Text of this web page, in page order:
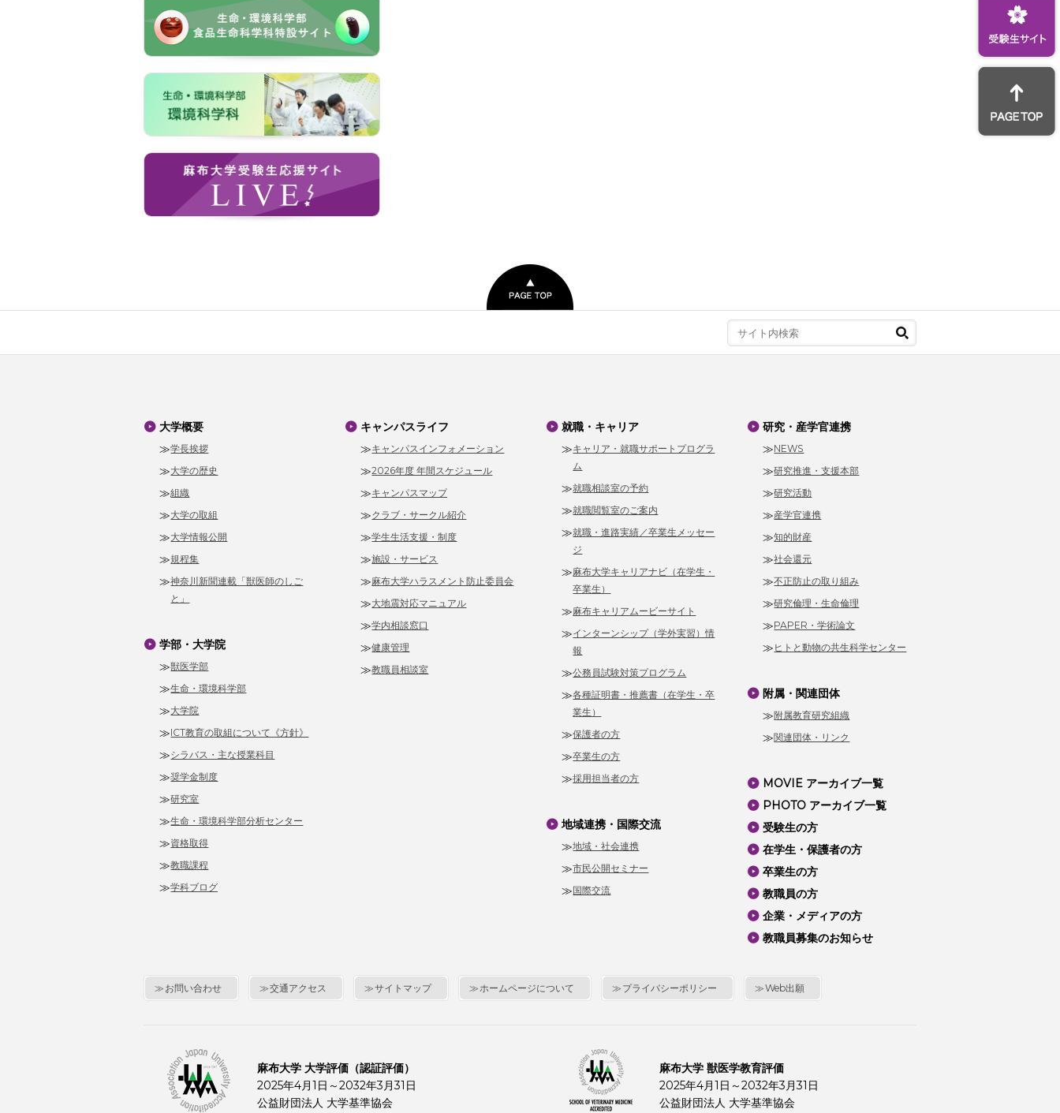
大学概要
学長挨拶
大学の歴史
組織
大学の取組
大学情報公開
規程集
神奈川新聞連載「獣医師のしご
と」
学部・大学院
獣医学部
生命・環境科学部
大学院
ICT教育の取組について《方針》
シラバス・主な授業科目
奨学金制度
研究室
生命・環境科学部分析センター
資格取得
教職課程
学科ブログ
キャンパスライフ
キャンパスインフォメーション
2026年度 年間スケジュール
キャンパスマップ
クラブ・サークル紹介
学生生活支援・制度
施設・サービス
麻布大学ハラスメント防止委員会
大地震対応マニュアル
学内相談窓口
健康管理
教職員相談室
就職・キャリア
キャリア・就職サポートプログラ
ム
就職相談室の予約
就職閲覧室のご案内
就職・進路実績／卒業生メッセー
ジ
麻布大学キャリアナビ（在学生・
卒業生）
麻布キャリアムービーサイト
インターンシップ（学外実習）情
報
公務員試験対策プログラム
各種証明書・推薦書（在学生・卒
業生）
保護者の方
卒業生の方
採用担当者の方
地域連携・国際交流
地域・社会連携
市民公開セミナー
国際交流
研究・産学官連携
NEWS
研究推進・支援本部
研究活動
産学官連携
知的財産
社会還元
不正防止の取り組み
研究倫理・生命倫理
PAPER・学術論文
ヒトと動物の共生科学センター
附属・関連団体
附属教育研究組織
関連団体・リンク
MOVIE アーカイブ一覧
PHOTO アーカイブ一覧
受験生の方
在学生・保護者の方
卒業生の方
教職員の方
企業・メディアの方
教職員募集のお知らせ
お問い合わせ 交通アクセス サイトマップ ホームページについて プライバシーポリシー Web出願
麻布大学 大学評価（認証評価）
2025年4月1日～2032年3月31日
公益財団法人 大学基準協会
麻布大学 獣医学教育評価
2025年4月1日～2032年3月31日
公益財団法人 大学基準協会